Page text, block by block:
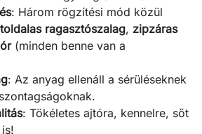
: Három rögzítési mód közül
ragasztószalag, zipzáras
(minden benne van a
: Az anyag ellenáll a sérüléseknek
: Tökéletes ajtóra, kennelre, sőt